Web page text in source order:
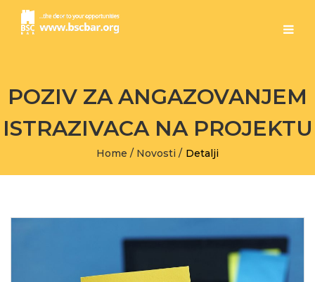
POZIV ZA ANGAZOVANJEM
ISTRAZIVACA NA PROJEKTU
Home / Novosti / Detalji